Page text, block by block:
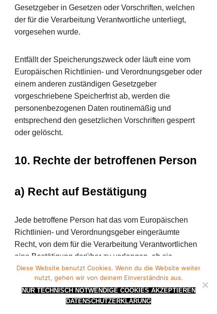
Gesetzgeber in Gesetzen oder Vorschriften, welchen
der für die Verarbeitung Verantwortliche unterliegt,
vorgesehen wurde.
Entfällt der Speicherungszweck oder läuft eine vom
Europäischen Richtlinien- und Verordnungsgeber oder
einem anderen zuständigen Gesetzgeber
vorgeschriebene Speicherfrist ab, werden die
personenbezogenen Daten routinemäßig und
entsprechend den gesetzlichen Vorschriften gesperrt
oder gelöscht.
10. Rechte der betroffenen Person
a) Recht auf Bestätigung
Jede betroffene Person hat das vom Europäischen
Richtlinien- und Verordnungsgeber eingeräumte
Recht, von dem für die Verarbeitung Verantwortlichen
eine Bestätigung darüber zu verlangen, ob sie
betreffende personenbezogene Daten verarbeitet
werden. Möchte eine betroffene Person dieses
Bestätigungsrecht in Anspruch nehmen, kann sie sich
hierzu jederzeit an einen Mitarbeiter des für die
Diese Website benutzt Cookies. Wenn du die Website weiter
nutzt, gehen wir von deinem Einverständnis aus.
NUR TECHNISCH NOTWENDIGE COOKIES AKZEPTIEREN
DATENSCHUTZERKLÄRUNG